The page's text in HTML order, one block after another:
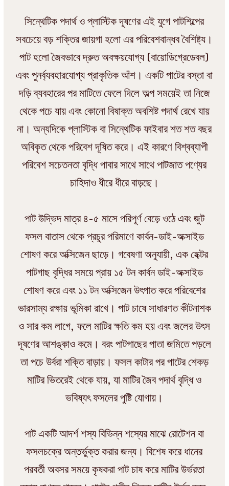
সিন্থেটিক পদার্থ ও প্লাস্টিক দূষণের এই যুগে পাটশিল্পের
সবচেয়ে বড় শক্তির জায়গা হলো এর পরিবেশবান্ধব বৈশিষ্ট্য।
পাট হলো জৈবভাবে দ্রুত অবক্ষয়যোগ্য (বায়োডিগ্রেডেবল)
এবং পুনর্ব্যবহারযোগ্য প্রাকৃতিক আঁশ। একটি পাটের বস্তা বা
দড়ি ব্যবহারের পর মাটিতে ফেলে দিলে অল্প সময়েই তা নিজে
থেকে পচে যায় এবং কোনো বিষাক্ত অবশিষ্ট পদার্থ রেখে যায়
না। অন্যদিকে প্লাস্টিক বা সিন্থেটিক ফাইবার শত শত বছর
অবিকৃত থেকে পরিবেশ দূষিত করে। এই কারণে বিশ্বব্যাপী
পরিবেশ সচেতনতা বৃদ্ধি পাবার সাথে সাথে পাটজাত পণ্যের
চাহিদাও ধীরে ধীরে বাড়ছে।
পাট উদ্ভিদ মাত্র ৪-৫ মাসে পরিপূর্ণ বেড়ে ওঠে এবং জুট
ফসল বাতাস থেকে প্রচুর পরিমাণে কার্বন-ডাই-অক্সাইড
শোষণ করে অক্সিজেন ছাড়ে। গবেষণা অনুযায়ী, এক হেক্টর
পাটগাছ বৃদ্ধির সময়ে প্রায় ১৫ টন কার্বন ডাই-অক্সাইড
শোষণ করে এবং ১১ টন অক্সিজেন উৎপাত করে পরিবেশের
ভারসাম্য রক্ষায় ভূমিকা রাখে। পাট চাষে সাধারণত কীটনাশক
ও সার কম লাগে, ফলে মাটির ক্ষতি কম হয় এবং জলের উৎস
দূষণের আশঙ্কাও কমে। বরং পাটগাছের পাতা জমিতে পড়লে
তা পচে উর্বরা শক্তি বাড়ায়। ফসল কাটার পর পাটের শেকড়
মাটির ভিতরেই থেকে যায়, যা মাটির জৈব পদার্থ বৃদ্ধি ও
ভবিষ্যৎ ফসলের পুষ্টি যোগায়।
পাট একটি আদর্শ শস্য বিভিন্ন শস্যের মাঝে রোটেশন বা
ফসলচক্রে অন্তর্ভুক্ত করার জন্য। বিশেষ করে ধানের
পরবর্তী অবসর সময়ে কৃষকরা পাট চাষ করে মাটির উর্ভরতা